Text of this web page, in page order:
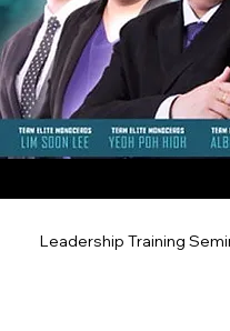
Leadership Training